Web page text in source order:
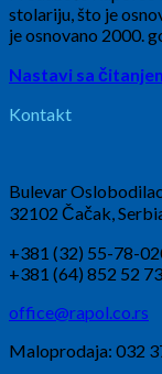
stolariju, što je
je osnovano 2000.
Nastavi sa
Kontakt
Bulevar
32102 Čačak,
+381 (32) 55-78-
+381 (64) 852 52 73
office@rapol.co.rs
Maloprodaja: 032